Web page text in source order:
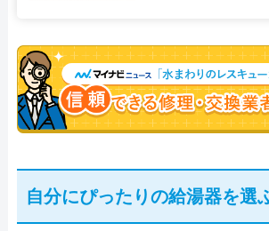
自分にぴったりの給湯器を選